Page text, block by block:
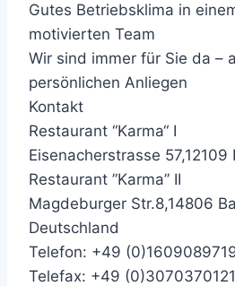
Gutes Betriebsklima in
motivierten Team
Wir sind immer für Sie da –
persönlichen Anliegen
Kontakt
Restaurant “Karma“ I
Eisenacherstrasse 57,12109
Restaurant ”Karma” II
Magdeburger Str.8,14806
Deutschland
Telefon: +49
Telefax: +49 (0)3070370121